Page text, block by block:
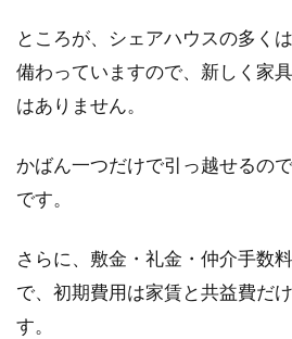
ところが、シェアハウスの多く
備わっていますので、新しく家
はありません。
かばん一つだけで引っ越せるの
です。
さらに、敷金・礼金・仲介手数
で、初期費用は家賃と共益費だ
す。